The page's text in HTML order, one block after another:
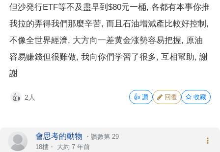
但沙発行ETF等不及盡早到$80元一桶, 各都有本事你推
我拉的弄得我們那麼辛苦, 而且石油增減產比較好控制,
不像全世界經濟, 大方向一差黄金涨勢容易把握, 原油
容易赚錢但很難做, 我向你們学習了很多, 互相幫助, 謝
謝
👍 2人 👍 讚 回覆 收藏
會思考的動物 ・ 讚數第 29
18樓・ 大約 7 年前